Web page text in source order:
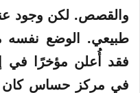
والقصص. لكن وجود
طبيعي. الوضع نفسه
فقد أُعلن مؤخرًا
في مركز حساس كان